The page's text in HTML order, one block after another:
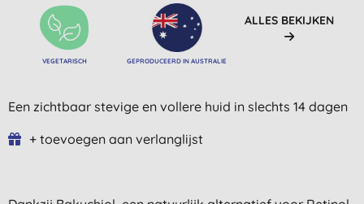
VEGETARISCH GEPRODUCEERD IN AUSTRALIE
ALLES BEKIJKEN
Een zichtbaar stevige en vollere huid in slechts 14 dagen
+ toevoegen aan verlanglijst